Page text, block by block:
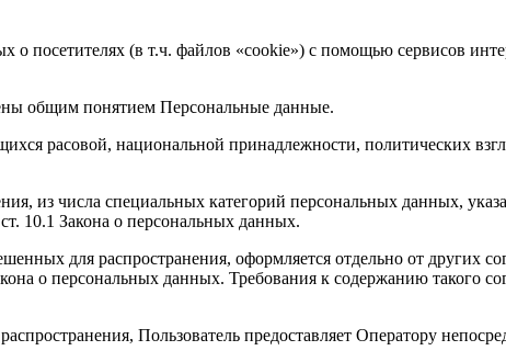
о посетителях (в т.ч. файлов «cookie») с помощью сервисов
общим понятием Персональные данные.
расовой, национальной принадлежности, политических
из числа специальных категорий персональных данных,
10.1 Закона о персональных данных.
для распространения, оформляется отдельно от других
о персональных данных. Требования к содержанию такого
Пользователь предоставляет Оператору